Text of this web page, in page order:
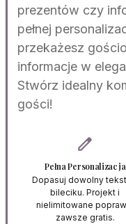
prezentów czy
pełnej
przekażesz
informacje w
Stwórz idealny
gości!
edit
Pełna Personalizacja
Dopasuj dowolny
bileciku. Projekt i
nielimitowane
zawsze gratis.